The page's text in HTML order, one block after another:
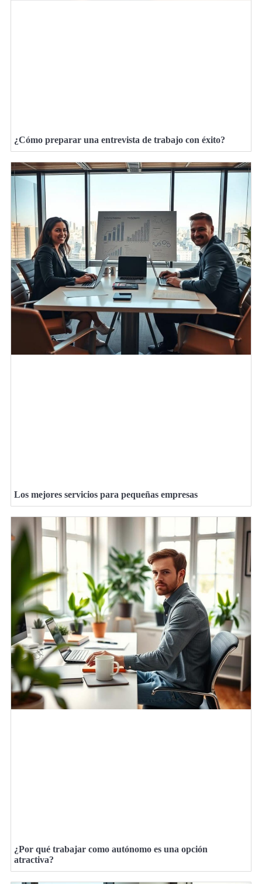
¿Cómo preparar una entrevista de trabajo con éxito?
Los mejores servicios para pequeñas empresas
¿Por qué trabajar como autónomo es una opción
atractiva?